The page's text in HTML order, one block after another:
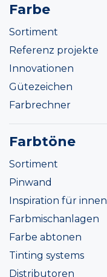
Farbe
Sortiment
Referenz projekte
Innovationen
Gütezeichen
Farbrechner
Farbtöne
Sortiment
Pinwand
Inspiration für innen
Farbmischanlagen
Farbe abtonen
Tinting systems
Distributoren